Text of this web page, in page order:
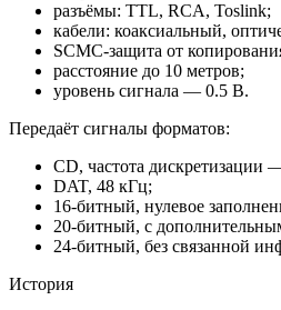
разъёмы: TTL, RCA, Toslink;
кабели: коаксиальный,
SCMC-защита от
расстояние до 10 метров;
уровень сигнала — 0.5 В.
Передаёт сигналы форматов:
CD, частота дискретизации
DAT, 48 кГц;
16-битный, нулевое
20-битный, с
24-битный, без связанной
История